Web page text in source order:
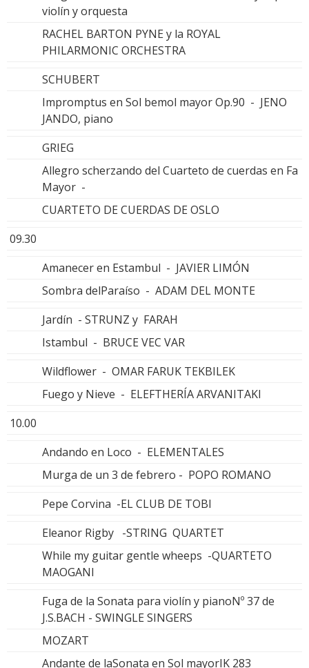
violín y orquesta
RACHEL BARTON PYNE y la ROYAL
PHILARMONIC ORCHESTRA
SCHUBERT
Impromptus en Sol bemol mayor Op.90 - JENO
JANDO, piano
GRIEG
Allegro scherzando del Cuarteto de cuerdas en Fa
Mayor -
CUARTETO DE CUERDAS DE OSLO
09.30
Amanecer en Estambul - JAVIER LIMÓN
Sombra delParaíso - ADAM DEL MONTE
Jardín - STRUNZ y FARAH
Istambul - BRUCE VEC VAR
Wildflower - OMAR FARUK TEKBILEK
Fuego y Nieve - ELEFTHERÍA ARVANITAKI
10.00
Andando en Loco - ELEMENTALES
Murga de un 3 de febrero - POPO ROMANO
Pepe Corvina -EL CLUB DE TOBI
Eleanor Rigby -STRING QUARTET
While my guitar gentle wheeps -QUARTETO
MAOGANI
Fuga de la Sonata para violín y pianoNº 37 de
J.S.BACH - SWINGLE SINGERS
MOZART
Andante de laSonata en Sol mayorIK 283